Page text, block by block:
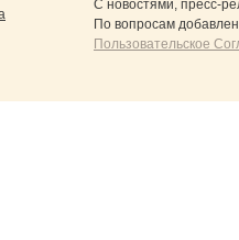
С новостями, пресс-
По вопросам
Пользовательское